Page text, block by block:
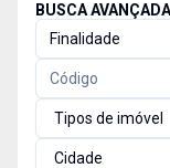
BUSCA AVANÇADA
Finalidade
Tipos de imóvel
Cidade